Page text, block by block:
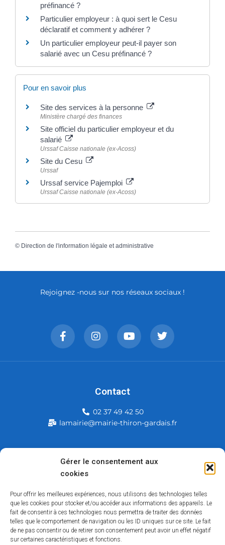
Gérer le consentement aux
cookies
Pour offrir les meilleures expériences, nous utilisons des technologies telles
que les cookies pour stocker et/ou accéder aux informations des appareils. Le
fait de consentir à ces technologies nous permettra de traiter des données
telles que le comportement de navigation ou les ID uniques sur ce site. Le fait
de ne pas consentir ou de retirer son consentement peut avoir un effet négatif
sur certaines caractéristiques et fonctions.
préfinancé ?
Particulier employeur : à quoi sert le Cesu
déclaratif et comment y adhérer ?
Un particulier employeur peut-il payer son
salarié avec un Cesu préfinancé ?
Pour en savoir plus
Site des services à la personne
Ministère chargé des finances
Site officiel du particulier employeur et du
salarié
Urssaf Caisse nationale (ex-Acoss)
Site du Cesu
Urssaf
Urssaf service Pajemploi
Urssaf Caisse nationale (ex-Acoss)
© Direction de l'information légale et administrative
Mairie de Thiron-Gardais
28480 Thiron-Gardais
Rejoignez -nous sur nos réseaux sociaux !
Contact
02 37 49 42 50
lamairie@mairie-thiron-gardais.fr